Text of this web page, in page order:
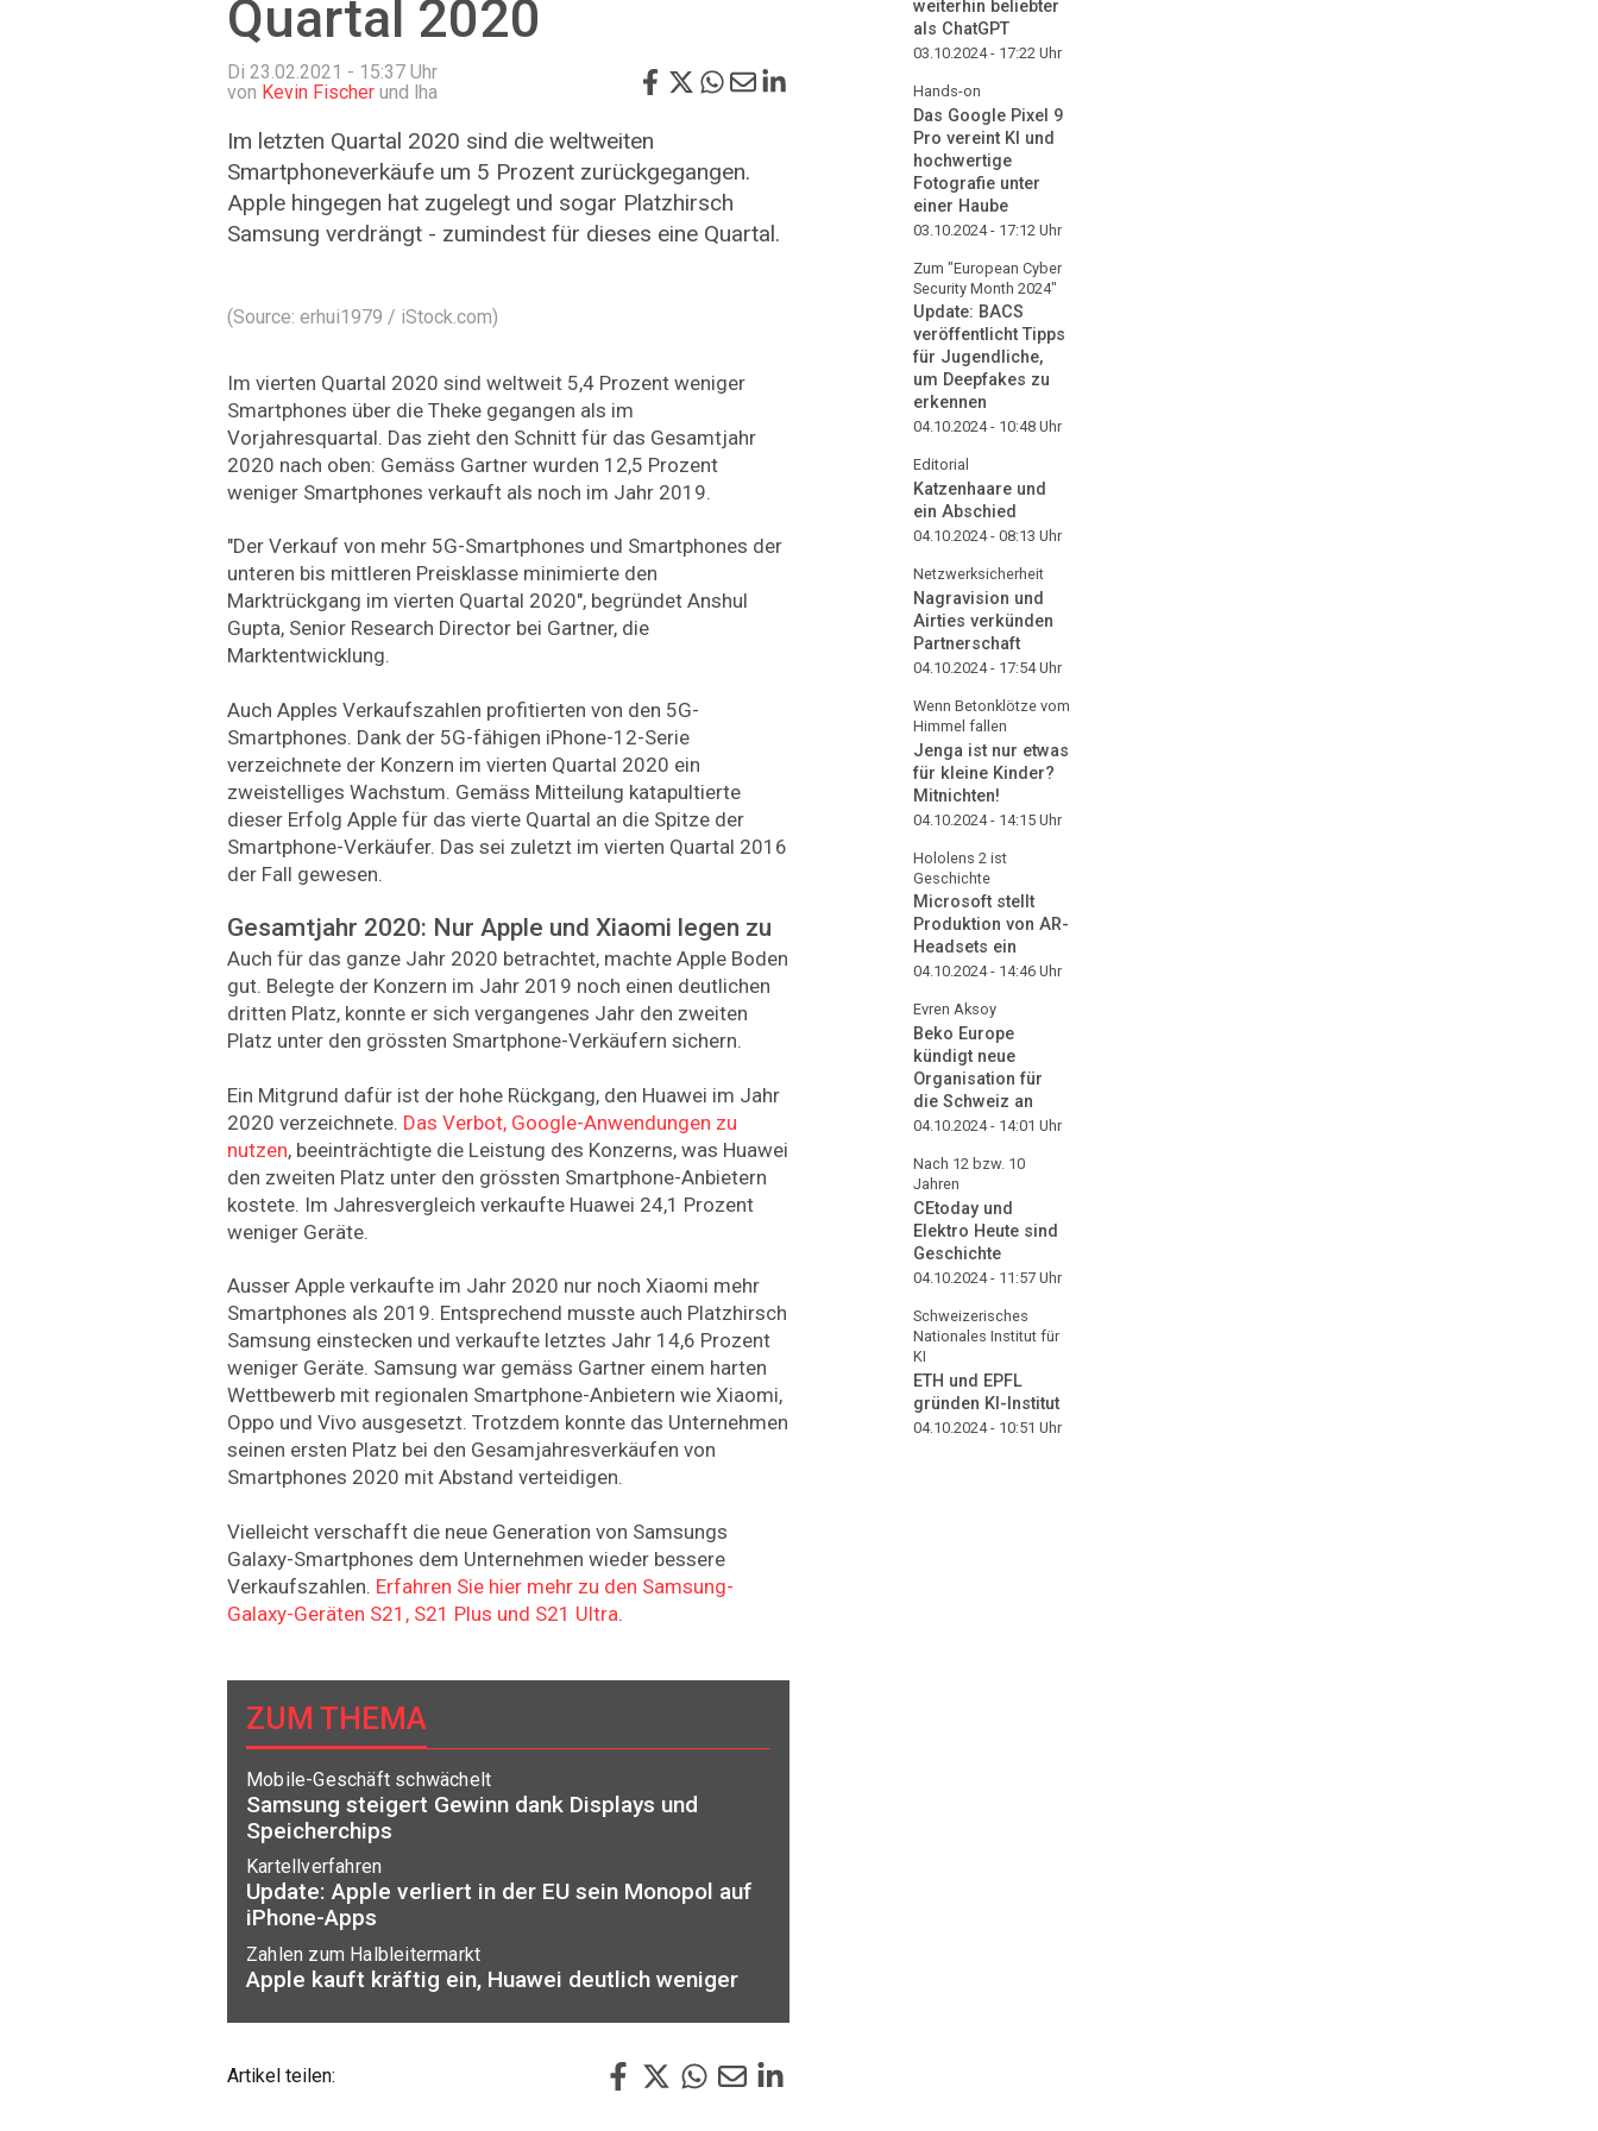
Quartal 2020
Di 23.02.2021 - 15:37 Uhr
von Kevin Fischer und lha
Im letzten Quartal 2020 sind die weltweiten
Smartphoneverkäufe um 5 Prozent zurückgegangen.
Apple hingegen hat zugelegt und sogar Platzhirsch
Samsung verdrängt - zumindest für dieses eine Quartal.
(Source: erhui1979 / iStock.com)
Im vierten Quartal 2020 sind weltweit 5,4 Prozent weniger
Smartphones über die Theke gegangen als im
Vorjahresquartal. Das zieht den Schnitt für das Gesamtjahr
2020 nach oben: Gemäss Gartner wurden 12,5 Prozent
weniger Smartphones verkauft als noch im Jahr 2019.
"Der Verkauf von mehr 5G-Smartphones und Smartphones der
unteren bis mittleren Preisklasse minimierte den
Marktrückgang im vierten Quartal 2020", begründet Anshul
Gupta, Senior Research Director bei Gartner, die
Marktentwicklung.
Auch Apples Verkaufszahlen profitierten von den 5G-
Smartphones. Dank der 5G-fähigen iPhone-12-Serie
verzeichnete der Konzern im vierten Quartal 2020 ein
zweistelliges Wachstum. Gemäss Mitteilung katapultierte
dieser Erfolg Apple für das vierte Quartal an die Spitze der
Smartphone-Verkäufer. Das sei zuletzt im vierten Quartal 2016
der Fall gewesen.
Gesamtjahr 2020: Nur Apple und Xiaomi legen zu
Auch für das ganze Jahr 2020 betrachtet, machte Apple Boden
gut. Belegte der Konzern im Jahr 2019 noch einen deutlichen
dritten Platz, konnte er sich vergangenes Jahr den zweiten
Platz unter den grössten Smartphone-Verkäufern sichern.
Ein Mitgrund dafür ist der hohe Rückgang, den Huawei im Jahr
2020 verzeichnete. Das Verbot, Google-Anwendungen zu
nutzen, beeinträchtigte die Leistung des Konzerns, was Huawei
den zweiten Platz unter den grössten Smartphone-Anbietern
kostete. Im Jahresvergleich verkaufte Huawei 24,1 Prozent
weniger Geräte.
Ausser Apple verkaufte im Jahr 2020 nur noch Xiaomi mehr
Smartphones als 2019. Entsprechend musste auch Platzhirsch
Samsung einstecken und verkaufte letztes Jahr 14,6 Prozent
weniger Geräte. Samsung war gemäss Gartner einem harten
Wettbewerb mit regionalen Smartphone-Anbietern wie Xiaomi,
Oppo und Vivo ausgesetzt. Trotzdem konnte das Unternehmen
seinen ersten Platz bei den Gesamjahresverkäufen von
Smartphones 2020 mit Abstand verteidigen.
Vielleicht verschafft die neue Generation von Samsungs
Galaxy-Smartphones dem Unternehmen wieder bessere
Verkaufszahlen. Erfahren Sie hier mehr zu den Samsung-
Galaxy-Geräten S21, S21 Plus und S21 Ultra.
ZUM THEMA
Mobile-Geschäft schwächelt
Samsung steigert Gewinn dank Displays und
Speicherchips
Kartellverfahren
Update: Apple verliert in der EU sein Monopol auf
iPhone-Apps
Zahlen zum Halbleitermarkt
Apple kauft kräftig ein, Huawei deutlich weniger
Artikel teilen:
weiterhin beliebter
als ChatGPT
03.10.2024 - 17:22 Uhr
Hands-on
Das Google Pixel 9
Pro vereint KI und
hochwertige
Fotografie unter
einer Haube
03.10.2024 - 17:12 Uhr
Zum "European Cyber
Security Month 2024"
Update: BACS
veröffentlicht Tipps
für Jugendliche,
um Deepfakes zu
erkennen
04.10.2024 - 10:48 Uhr
Editorial
Katzenhaare und
ein Abschied
04.10.2024 - 08:13 Uhr
Netzwerksicherheit
Nagravision und
Airties verkünden
Partnerschaft
04.10.2024 - 17:54Uhr
Wenn Betonklötze vom
Himmel fallen
Jenga ist nur etwas
für kleine Kinder?
Mitnichten!
04.10.2024 - 14:15 Uhr
Hololens 2 ist
Geschichte
Microsoft stellt
Produktion von AR-
Headsets ein
04.10.2024 - 14:46 Uhr
Evren Aksoy
Beko Europe
kündigt neue
Organisation für
die Schweiz an
04.10.2024 - 14:01 Uhr
Nach 12 bzw. 10
Jahren
CEtoday und
Elektro Heute sind
Geschichte
04.10.2024 - 11:57 Uhr
Schweizerisches
Nationales Institut für
KI
ETH und EPFL
gründen KI-Institut
04.10.2024 - 10:51 Uhr